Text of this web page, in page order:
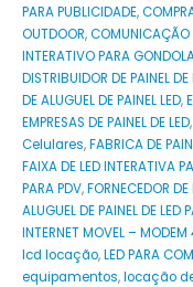
PARA PUBLICIDADE,
OUTDOOR,COMUNICAÇÃO
INTERATIVO PARA
DISTRIBUIDOR DE PAINEL DE
DE ALUGUEL DE PAINEL LED,
EMPRESAS DE PAINEL DE LED,
Celulares,FABRICA DE
FAIXA DE LED INTERATIVA
PARA PDV,FORNECEDOR DE
ALUGUEL DE PAINEL DE LED
INTERNET MOVEL – MODEM
lcd locação,LED PARA
equipamentos,locação